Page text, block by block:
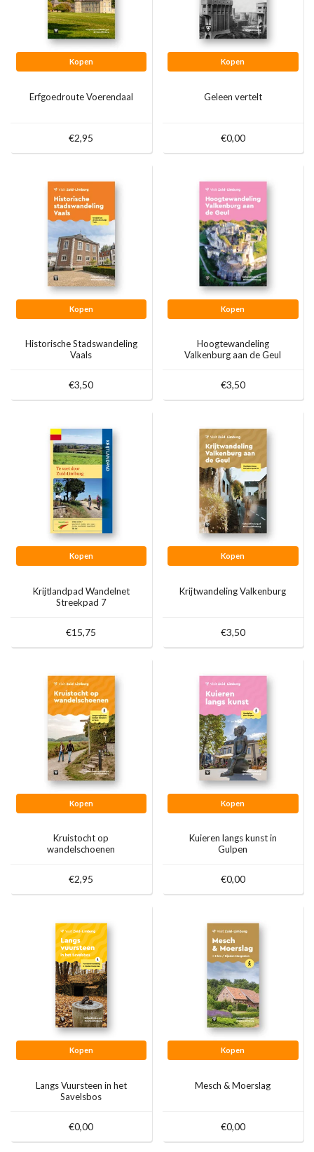
Kopen
Erfgoedroute Voerendaal
€2,95
Kopen
Geleen vertelt
€0,00
Kopen
Historische Stadswandeling
Vaals
€3,50
Kopen
Hoogtewandeling
Valkenburg aan de Geul
€3,50
Kopen
Krijtlandpad Wandelnet
Streekpad 7
€15,75
Kopen
Krijtwandeling Valkenburg
€3,50
Kopen
Kruistocht op
wandelschoenen
€2,95
Kopen
Kuieren langs kunst in
Gulpen
€0,00
Kopen
Langs Vuursteen in het
Savelsbos
€0,00
Kopen
Mesch & Moerslag
€0,00